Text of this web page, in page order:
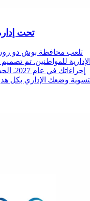
تحت إدارة
تلعب محافظة بوش دو رون
للمواطنين. تم
وضعك الإداري بكل